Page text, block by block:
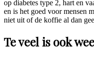
op diabetes type 2, hart en
en is het goed voor mensen
niet uit of de koffie al dan
Te veel is ook